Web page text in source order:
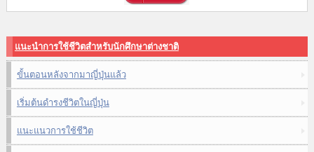
แนะนำการใช้ชีวิตสำหรับนักศึกษาต่างชาติ
ขั้นตอนหลังจากมาญี่ปุ่นแล้ว
เริ่มต้นดำรงชีวิตในญี่ปุ่น
แนะแนวการใช้ชีวิต